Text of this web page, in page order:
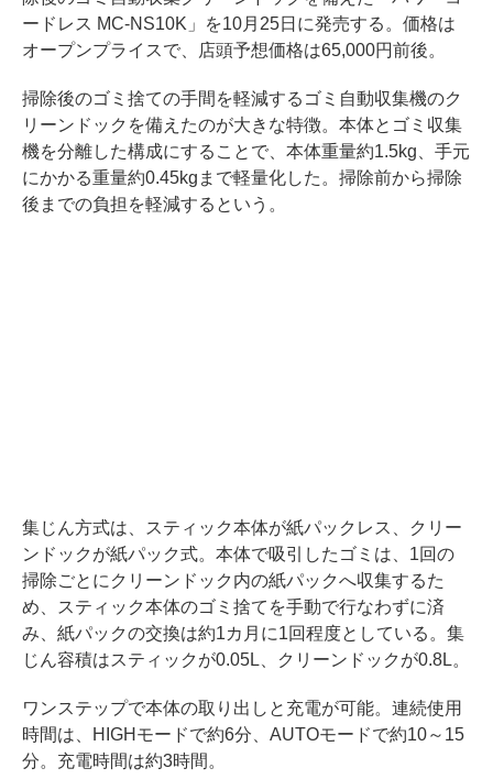
ードレス MC-NS10K」を10月25日に発売する。価格は
オープンプライスで、店頭予想価格は65,000円前後。
掃除後のゴミ捨ての手間を軽減するゴミ自動収集機のク
リーンドックを備えたのが大きな特徴。本体とゴミ収集
機を分離した構成にすることで、本体重量約1.5kg、手元
にかかる重量約0.45kgまで軽量化した。掃除前から掃除
後までの負担を軽減するという。
集じん方式は、スティック本体が紙パックレス、クリー
ンドックが紙パック式。本体で吸引したゴミは、1回の
掃除ごとにクリーンドック内の紙パックへ収集するた
め、スティック本体のゴミ捨てを手動で行なわずに済
み、紙パックの交換は約1カ月に1回程度としている。集
じん容積はスティックが0.05L、クリーンドックが0.8L。
ワンステップで本体の取り出しと充電が可能。連続使用
時間は、HIGHモードで約6分、AUTOモードで約10～15
分。充電時間は約3時間。